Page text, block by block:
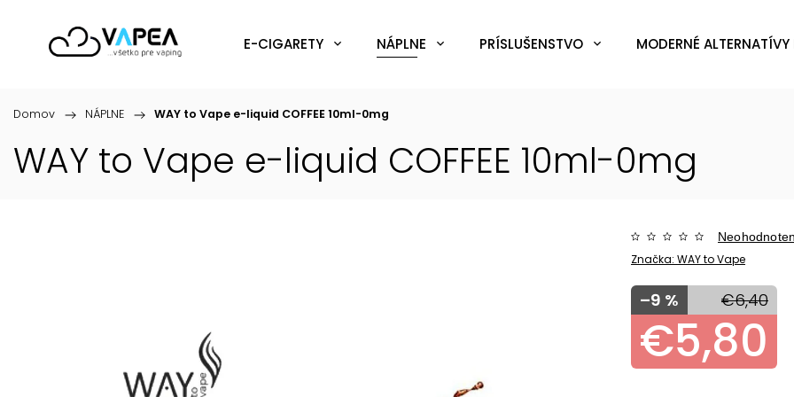
E-CIGARETY NÁPLNE PRÍSLUŠENSTVO MODERNÉ ALTERNATÍVY
Domov / NÁPLNE / WAY to Vape e-liquid COFFEE 10ml-0mg
WAY to Vape e-liquid COFFEE 10ml-0mg
Značka:WAY to Vape
€6,40
–9 %
€5,80